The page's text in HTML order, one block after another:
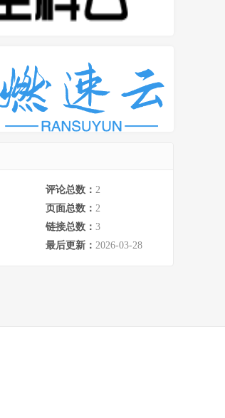
评论总数： 2
页面总数： 2
链接总数： 3
最后更新： 2026-03-28